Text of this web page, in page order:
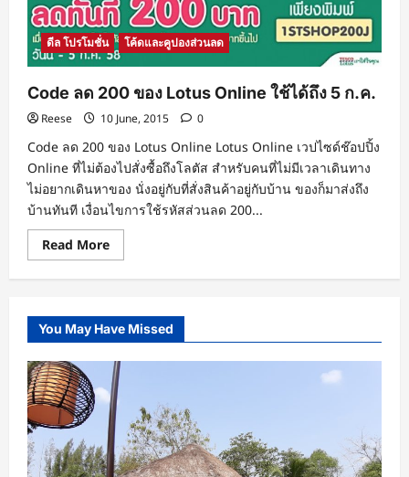
ดีล โปรโมชั่น โค้ดและคูปองส่วนลด
Code ลด 200 ของ Lotus Online ใช้ได้ถึง 5 ก.ค.
Reese 10 June, 2015 0
Code ลด 200 ของ Lotus Online Lotus Online เวปไซด์ช๊อปปิ้ง
Online ที่ไม่ต้องไปสั่งซื้อถึงโลตัส สำหรับคนที่ไม่มีเวลาเดินทาง
ไม่อยากเดินหาของ นั่งอยู่กับที่สั่งสินค้าอยู่กับบ้าน ของก็มาส่งถึง
บ้านทันที เงื่อนไขการใช้รหัสส่วนลด 200...
Read MoreRead
more
Code
ของ
Lotus
Online
ใช้ได้
ถึง
5
ก.ค.
You May Have Missed